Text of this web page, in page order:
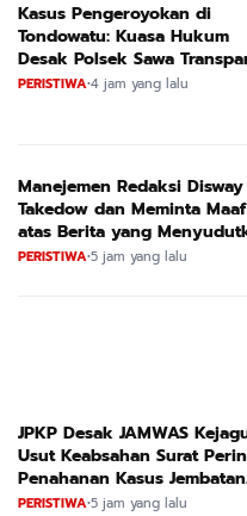
Kasus Pengeroyokan di
Tondowatu: Kuasa Hukum
Desak Polsek Sawa
dan Segera Tetapkan
PERISTIWA•4 jam yang lalu
Manejemen Redaksi Disway
Takedow dan Meminta Maaf
atas Berita yang
APL
PERISTIWA•5 jam yang lalu
JPKP Desak JAMWAS
Usut Keabsahan Surat
Penahanan Kasus Jembatan
CIRAUCI II
PERISTIWA•5 jam yang lalu